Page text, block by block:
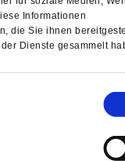
Informationen
die Sie ihnen
Dienste gesammelt